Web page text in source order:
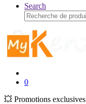
Search
Recherche
pour :
0
💥 Promotions